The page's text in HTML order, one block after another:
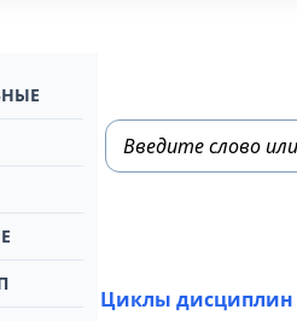
Циклы дисциплин